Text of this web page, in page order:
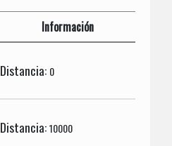
Información
Distancia: 0
Distancia:10000